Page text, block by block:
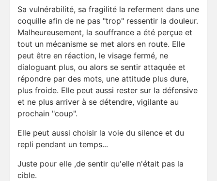
Sa vulnérabilité, sa fragilité la referment dans une
coquille afin de ne pas "trop" ressentir la douleur.
Malheureusement, la souffrance a été perçue et
tout un mécanisme se met alors en route. Elle
peut être en réaction, le visage fermé, ne
dialoguant plus, ou alors se sentir attaquée et
répondre par des mots, une attitude plus dure,
plus froide. Elle peut aussi rester sur la défensive
et ne plus arriver à se détendre, vigilante au
prochain "coup".
Elle peut aussi choisir la voie du silence et du
repli pendant un temps...
Juste pour elle ,de sentir qu'elle n'était pas la
cible.